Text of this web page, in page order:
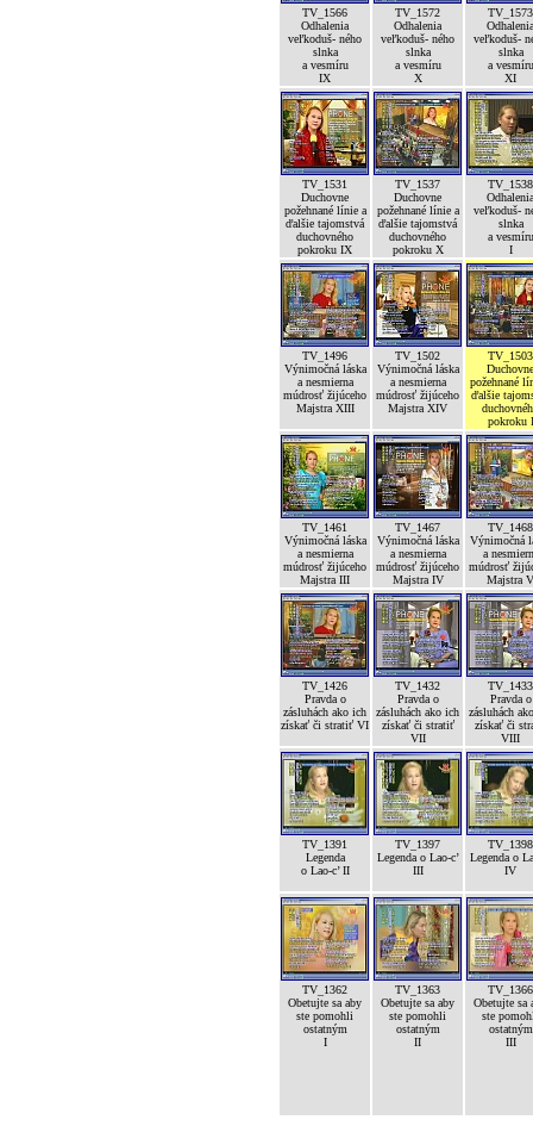
TV_1566
Odhalenia
veľkoduš- ného
slnka
a vesmíru
IX
TV_1572
Odhalenia
veľkoduš- ného
slnka
a vesmíru
X
TV_1573
Odhalenia
veľkoduš-
slnka
a vesmíru
XI
TV_1531
Duchovne
požehnané línie a
ďalšie tajomstvá
duchovného
pokroku IX
TV_1537
Duchovne
požehnané línie a
ďalšie tajomstvá
duchovného
pokroku X
TV_1538
Odhalenia
veľkoduš-
slnka
a vesmíru
I
TV_1496
Výnimočná láska
a nesmierna
múdrosť žijúceho
Majstra XIII
TV_1502
Výnimočná láska
a nesmierna
múdrosť žijúceho
Majstra XIV
TV_1503
Duchovne
požehnané
ďalšie
pokroku I
TV_1461
Výnimočná láska
a nesmierna
múdrosť žijúceho
Majstra III
TV_1467
Výnimočná láska
a nesmierna
múdrosť žijúceho
Majstra IV
TV_1468
Výnimočná
a
múdrosť
Majstra V
TV_1426
Pravda o
zásluhách ako ich
získať či stratiť VI
TV_1432
Pravda o
zásluhách ako ich
získať či stratiť
VII
TV_1433
Pravda o
zásluhách
získať či
VIII
TV_1391
Legenda
o Lao-c’ II
TV_1397
Legenda o Lao-c’
III
TV_1398
Legenda o
IV
TV_1362
Obetujte sa aby
ste pomohli
ostatným
I
TV_1363
Obetujte sa aby
ste pomohli
ostatným
II
TV_1366
Obetujte sa
ste
ostatným
III